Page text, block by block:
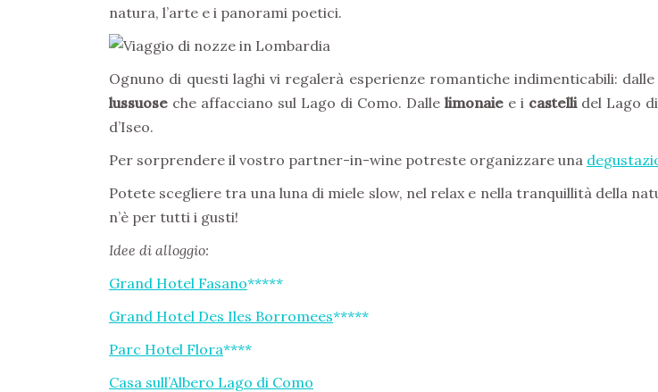
natura, l’arte e i panorami poetici.
Ognuno di questi laghi vi regalerà esperienze romantiche indimenticabili: dalle
lussuose che affacciano sul Lago di Como. Dalle limonaie e i castellidel Lago
d’Iseo.
Per sorprendere il vostro partner-in-wine potreste organizzare una
Potete scegliere tra una luna di miele slow, nel relax e nella tranquillità della
n’è per tutti i gusti!
Idee di alloggio:
Grand Hotel Fasano*****
Grand Hotel Des Iles Borromees*****
Parc Hotel Flora****
Casa sull’Albero Lago di Como